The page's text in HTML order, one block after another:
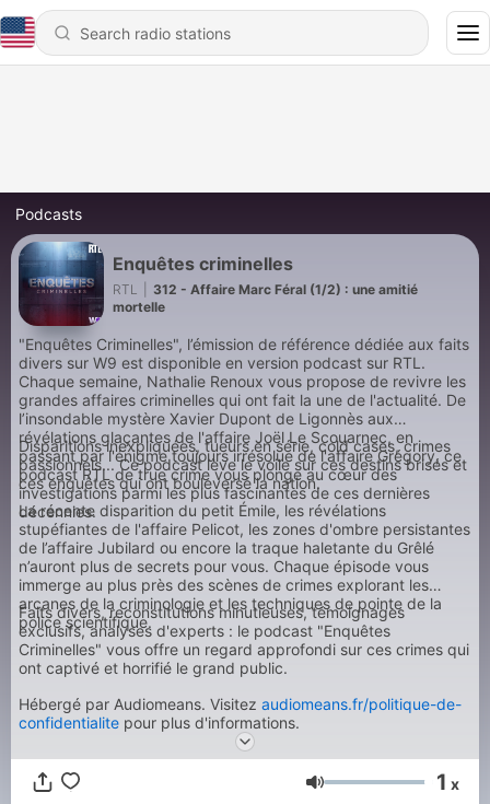
Podcasts
Enquêtes criminelles
RTL
312 - Affaire Marc Féral (1/2) : une amitié
mortelle
"Enquêtes Criminelles", l’émission de référence dédiée aux faits
divers sur W9 est disponible en version podcast sur RTL.
Chaque semaine, Nathalie Renoux vous propose de revivre les
grandes affaires criminelles qui ont fait la une de l'actualité. De
l’insondable mystère Xavier Dupont de Ligonnès aux
révélations glaçantes de l'affaire Joël Le Scouarnec, en
passant par l'énigme toujours irrésolue de l'affaire Grégory, ce
podcast RTL de true crime vous plonge au cœur des
investigations parmi les plus fascinantes de ces dernières
décennies.
Disparitions inexpliquées, tueurs en série, cold cases, crimes
passionnels... Ce podcast lève le voile sur ces destins brisés et
ces enquêtes qui ont bouleversé la nation.
La récente disparition du petit Émile, les révélations
stupéfiantes de l'affaire Pelicot, les zones d'ombre persistantes
de l’affaire Jubilard ou encore la traque haletante du Grêlé
n’auront plus de secrets pour vous. Chaque épisode vous
immerge au plus près des scènes de crimes explorant les
arcanes de la criminologie et les techniques de pointe de la
police scientifique.
Faits divers, reconstitutions minutieuses, témoignages
exclusifs, analyses d'experts : le podcast "Enquêtes
Criminelles" vous offre un regard approfondi sur ces crimes qui
ont captivé et horrifié le grand public.
Hébergé par Audiomeans. Visitez audiomeans.fr/politique-de-
confidentialite pour plus d'informations.
Volume 1 x